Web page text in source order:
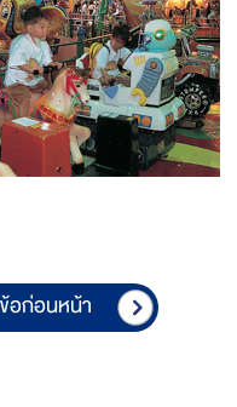
อก่อนหน้า